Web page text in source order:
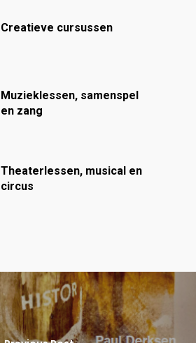
Creatieve cursussen
Muzieklessen, samenspel
en zang
Theaterlessen, musical en
circus